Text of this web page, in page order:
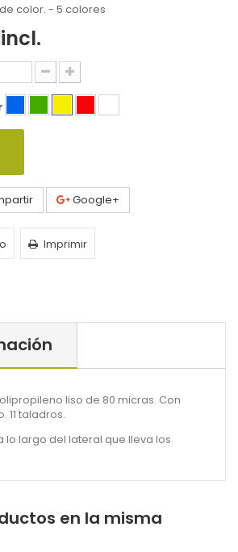
color. - 5 colores
Google+
Imprimir
liso de 80 micras. Con
11 taladros.
lo largo del lateral que lleva los
en la misma